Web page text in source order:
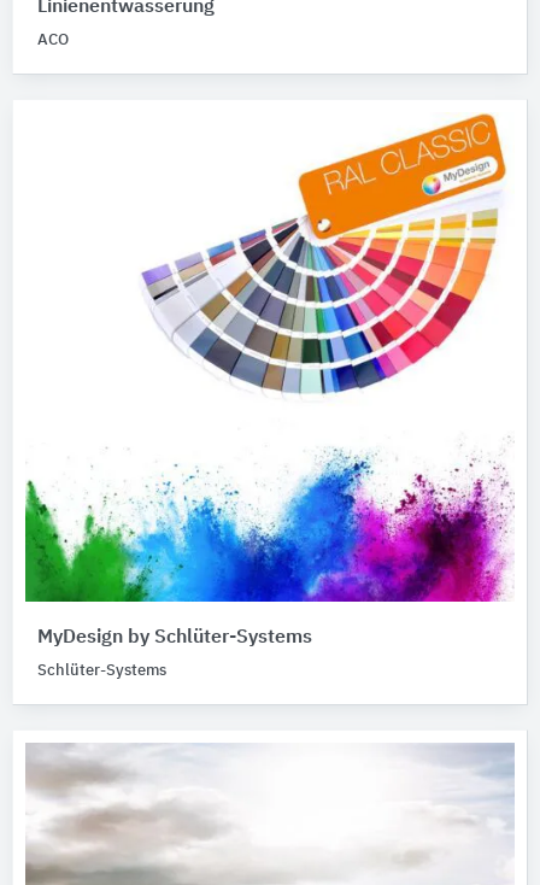
Linienentwässerung
ACO
MyDesign by Schlüter-Systems
Schlüter-Systems